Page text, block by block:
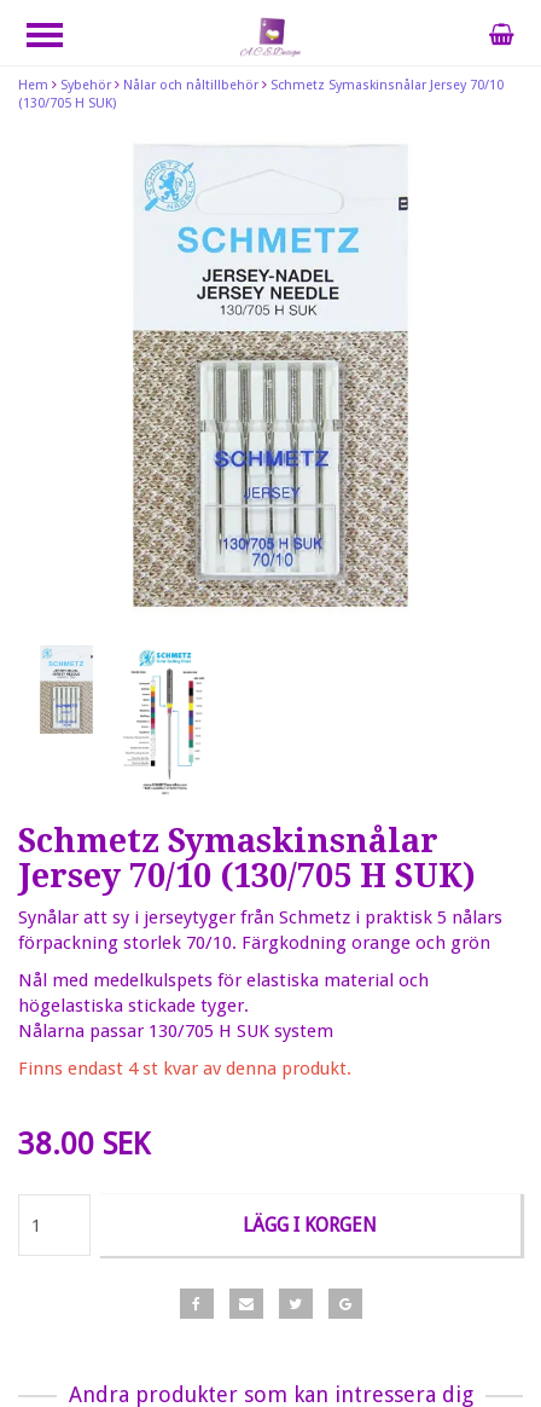
Hem Sybehör Nålar och nåltillbehör
Schmetz Symaskinsnålar Jersey 70/10
(130/705 H SUK)
Schmetz Symaskinsnålar
Jersey 70/10 (130/705 H SUK)
Synålar att sy i jerseytyger från Schmetz i praktisk 5 nålars
förpackning storlek 70/10. Färgkodning orange och grön
Nål med medelkulspets för elastiska material och
högelastiska stickade tyger.
Nålarna passar 130/705 H SUK system
Finns endast 4 st kvar av denna produkt.
38.00 SEK
LÄGG I KORGEN
Andra produkter som kan intressera dig